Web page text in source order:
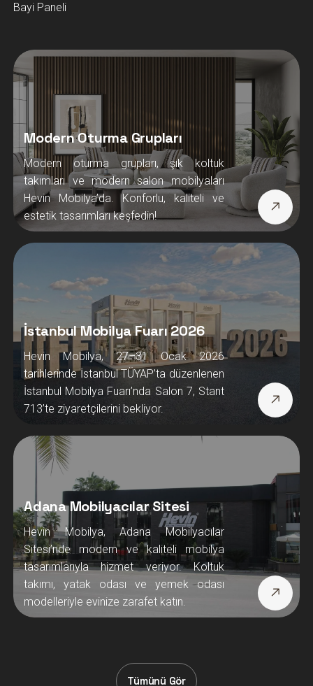
Bayi Paneli
Modern Oturma Grupları
Modern oturma grupları, şık koltuk
takımları ve modern salon mobilyaları
Hevin Mobilya’da. Konforlu, kaliteli ve
estetik tasarımları keşfedin!
İstanbul Mobilya Fuarı 2026
Hevin Mobilya, 27–31 Ocak 2026
tarihlerinde İstanbul TÜYAP’ta düzenlenen
İstanbul Mobilya Fuarı’nda Salon 7, Stant
713’te ziyaretçilerini bekliyor.
Adana Mobilyacılar Sitesi
Hevin Mobilya, Adana Mobilyacılar
Sitesi’nde modern ve kaliteli mobilya
tasarımlarıyla hizmet veriyor. Koltuk
takımı, yatak odası ve yemek odası
modelleriyle evinize zarafet katın.
Tümünü Gör